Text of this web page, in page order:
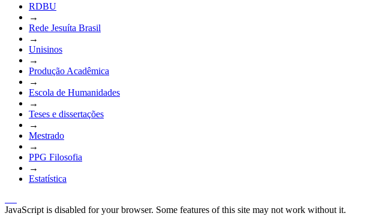
RDBU
→
Rede Jesuíta Brasil
→
Unisinos
→
Produção Acadêmica
→
Escola de Humanidades
→
Teses e dissertações
→
Mestrado
→
PPG Filosofia
→
Estatística
JavaScript is disabled for your browser. Some features of this site may not work without it.